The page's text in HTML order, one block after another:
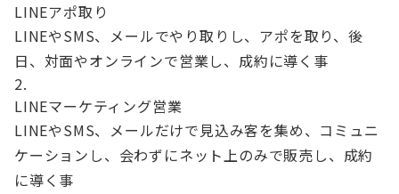
LINEアポ取り
LINEやSMS、メールでやり取りし、アポを取り、後
日、対面やオンラインで営業し、成約に導く事
LINEマーケティング営業
LINEやSMS、メールだけで見込み客を集め、コミュニ
ケーションし、会わずにネット上のみで販売し、成約
に導く事